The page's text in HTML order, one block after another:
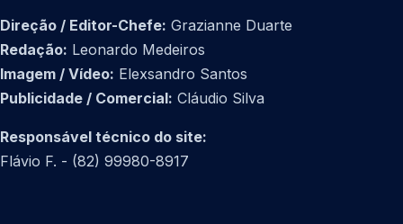
Direção / Editor-Chefe: Grazianne Duarte
Redação: Leonardo Medeiros
Imagem / Vídeo: Elexsandro Santos
Publicidade / Comercial: Cláudio Silva
Responsável técnico do site:
Flávio F. - (82) 99980-8917